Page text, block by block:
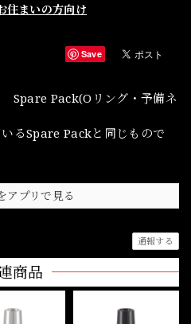
住まいの方向け
Save
Spare Pack(Oリング・予備ネ
いるSpare Packと同じもので
アプリで見る
通報する
商品